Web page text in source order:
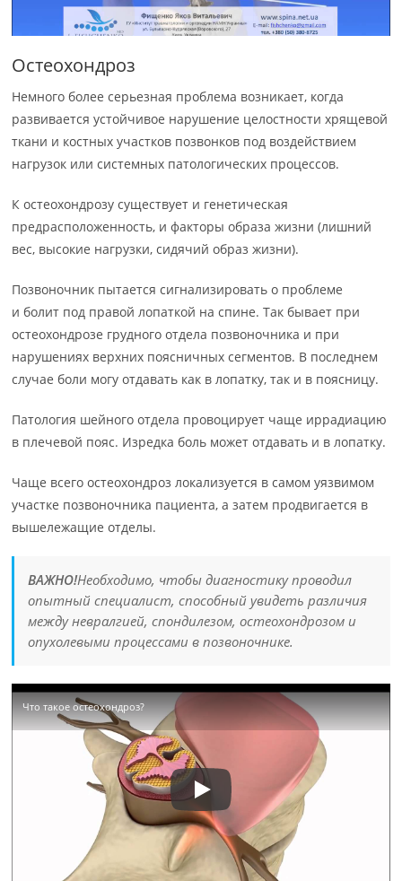
Остеохондроз
Немного более серьезная проблема возникает, когда
развивается устойчивое нарушение целостности хрящевой
ткани и костных участков позвонков под воздействием
нагрузок или системных патологических процессов.
К остеохондрозу существует и генетическая
предрасположенность, и факторы образа жизни (лишний
вес, высокие нагрузки, сидячий образ жизни).
Позвоночник пытается сигнализировать о проблеме
и болит под правой лопаткой на спине. Так бывает при
остеохондрозе грудного отдела позвоночника и при
нарушениях верхних поясничных сегментов. В последнем
случае боли могу отдавать как в лопатку, так и в поясницу.
Патология шейного отдела провоцирует чаще иррадиацию
в плечевой пояс. Изредка боль может отдавать и в лопатку.
Чаще всего остеохондроз локализуется в самом уязвимом
участке позвоночника пациента, а затем продвигается в
вышележащие отделы.
ВАЖНО!Необходимо, чтобы диагностику проводил
опытный специалист, способный увидеть различия
между невралгией, спондилезом, остеохондрозом и
опухолевыми процессами в позвоночнике.
Что такое остеохондроз?